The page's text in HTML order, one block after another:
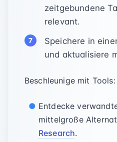
zeitgebundene
relevant.
Speichere in
und aktualisiere
Beschleunige mit Tools:
Entdecke
mittelgroße
Research.